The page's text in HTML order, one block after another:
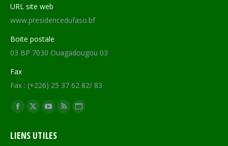
URL site web
www.presidencedufaso.bf
Boite postale
03 BP 7030 Ouagadougou 03
Fax
Fax : (+226) 25 37 62 82/ 83
Trouvez nous sur :
Facebook
opens
X
opens
YouTube
opens
RSS Site
LIENS UTILES